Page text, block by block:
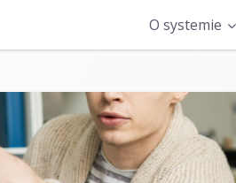
O systemie